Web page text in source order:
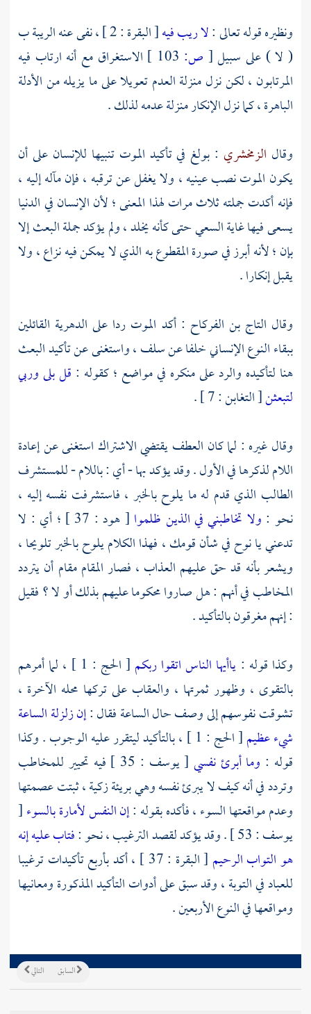
ونظيره قوله تعالى :لا ريب فيه
[ البقرة : 2 ] ، نفى عنه الريبة ب
( لا ) على سبيل[ ص:
الاستغراق مع أنه ارتاب فيه
المرتابون ، لكن نزل منزلة العدم تعويلا على ما يزيله من الأدلة
الباهرة ، كما نزل الإنكار منزلة عدمه لذلك .
وقال الزمخشري : بولغ في تأكيد الموت تنبيها للإنسان على أن
يكون الموت نصب عينيه ، ولا يغفل عن ترقبه ، فإن مآله إليه ،
فإنه أكدت جملته ثلاث مرات لهذا المعنى ؛ لأن الإنسان في الدنيا
يسعى فيها غاية السعي حتى كأنه يخلد ، ولم يؤكد جملة البعث إلا
بإن ؛ لأنه أبرز في صورة المقطوع به الذي لا يمكن فيه نزاع ، ولا
يقبل إنكارا .
وقال التاج بن الفركاح : أكد الموت ردا على الدهرية القائلين
ببقاء النوع الإنساني خلفا عن سلف ، واستغنى عن تأكيد البعث
هنا لتأكيده والرد على منكره في مواضع ؛ كقوله : قل بلى وربي
لتبعثن[ التغابن : 7 ] .
وقال غيره : لما كان العطف يقتضي الاشتراك استغنى عن إعادة
اللام لذكرها في الأول . وقد يؤكد بها - أي : باللام - للمستشرف
الطالب الذي قدم له ما يلوح بالخبر ، فاستشرفت نفسه إليه ،
نحو : ولا تخاطبني في الذين ظلموا
[ هود : 37 ] ؛ أي : لا
تدعني يانوحفي شأن قومك ، فهذا الكلام يلوح بالخبر تلويحا ،
ويشعر بأنه قد حق عليهم العذاب ، فصار المقام مقام أن يتردد
المخاطب في أنهم : هل صاروا محكوما عليهم بذلك أو لا ؟ فقيل
: إنهم مغرقون بالتأكيد .
وكذا قوله : ياأيها الناس اتقوا ربكم
[ الحج : 1 ] ، لما أمرهم
بالتقوى ، وظهور ثمرتها ، والعقاب على تركها محله الآخرة ،
تشوقت نفوسهم إلى وصف حال الساعة فقال :إن زلزلة الساعة
شيء عظيم
[ الحج : 1 ] ، بالتأكيد ليتقرر عليه الوجوب . وكذا
قوله : وما أبرئ نفسي
[ يوسف : 35 ] فيه تحيير للمخاطب
وتردد في أنه كيف لا يبرئ نفسه وهي بريئة زكية ، ثبتت عصمتها
وعدم مواقعتها السوء ، فأكده بقوله :إن النفس لأمارة بالسوء[
يوسف : 53 ] . وقد يؤكد لقصد الترغيب ، نحو :
فتاب عليه إنه
هو التواب الرحيم
[ البقرة : 37 ] ، أكد بأربع تأكيدات ترغيبا
للعباد في التوبة ، وقد سبق على أدوات التأكيد المذكورة ومعانيها
ومواقعها في النوع الأربعين .
التالي السابق